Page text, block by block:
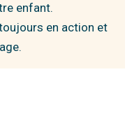
enfant.
en action et